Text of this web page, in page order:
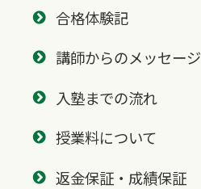
合格体験記
講師からのメッセージ
入塾までの流れ
授業料について
返金保証・成績保証